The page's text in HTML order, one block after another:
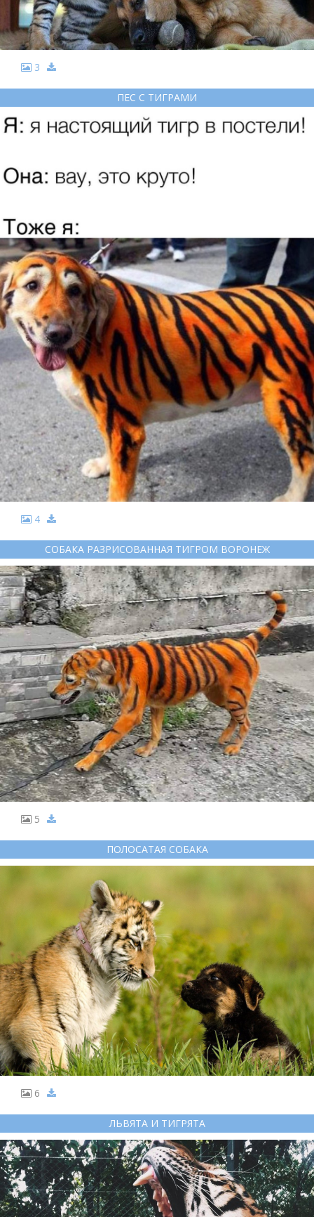
3
ПЕС С ТИГРАМИ
4
СОБАКА РАЗРИСОВАННАЯ ТИГРОМ ВОРОНЕЖ
5
ПОЛОСАТАЯ СОБАКА
6
ЛЬВЯТА И ТИГРЯТА